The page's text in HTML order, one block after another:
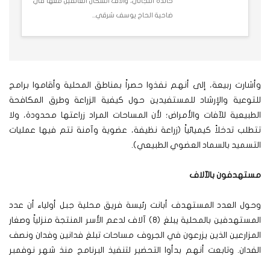
ضاحية الحاج يوسف شرقي...
وأشارت ربيعة، إلى أنهم نفذوا حصراً بمناطق المحلية وأقاموا برامج
للتوعية والإرشاد للمستفيدين حول كيفية الزراعة وطرق المكافحة
الطبيعية للآفات والأمراض؛ لأن المساحات المراد زراعتها محدودة، ولا
تتطلب تدخلاً كيميائياً (زراعة نظيفة، عضوية وآمنة تتم فيها عمليات
التسميد بالسماد العضوي الطبيعي).
مستهدفون بالآلاف
وحول العدد المستهدف أبانت رئيسة فريق محلية جبل أولياء أن عدد
المستهدفين بالمحلية يبلغ (٨) آلاف لدعم الأسر المنتجة منزلياً وصغار
المزارعين الذين يزرعون في الجروف مساحات تبلغ فدانين وفدان ونصف
الفدان. وتابعت أنهم بدأوا التحضير لتنفيذ البرنامج منذ شهر نوفمبر